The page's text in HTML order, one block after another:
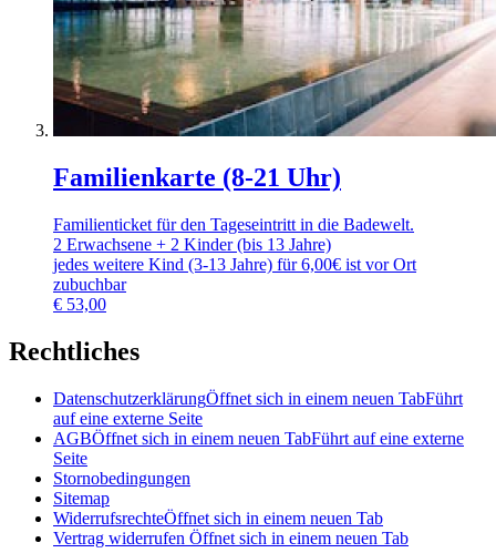
Familienkarte (8-21 Uhr)
Familienticket für den Tageseintritt in die Badewelt.
2 Erwachsene + 2 Kinder (bis 13 Jahre)
jedes weitere Kind (3-13 Jahre) für 6,00€ ist vor Ort
zubuchbar
€ 53,00
Rechtliches
DatenschutzerklärungÖffnet sich in einem neuen TabFührt
auf eine externe Seite
AGBÖffnet sich in einem neuen TabFührt auf eine externe
Seite
Stornobedingungen
Sitemap
WiderrufsrechteÖffnet sich in einem neuen Tab
Vertrag widerrufen Öffnet sich in einem neuen Tab